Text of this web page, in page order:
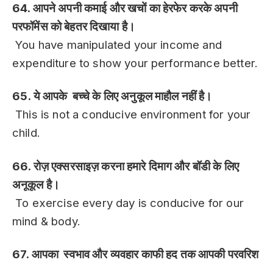
64. आपने अपनी कमाई और खचों का हेरफेर करके अपनी
परफॉमेंस को बेहतर दिखाया है।
You have manipulated your income and
expenditure to show your performance better.
65. ये आपके बच्चे के लिए अनुकूल माहौल नहीं है।
This is not a conducive environment for your
child.
66. रोज़ एक्सरसाइज़ करना हमारे दिमाग और बॉडी के लिए
अनूकूल है।
To exercise every day is conducive for our
mind & body.
67. आपका स्वभाव और व्यवहार काफी हद तक आपकी परवरिश